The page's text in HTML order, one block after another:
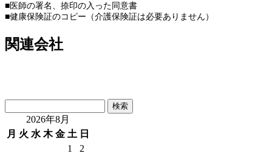
■医師の署名、捺印の入った同意書
■健康保険証のコピー（介護保険証は必要ありません）
関連会社
2026年8月
月 火 水 木 金 土 日
1
2